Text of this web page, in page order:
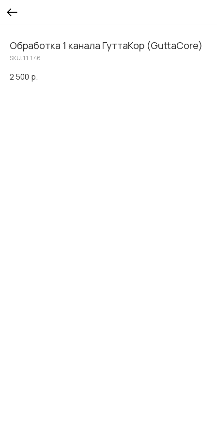
Обработка 1 канала ГуттаКор (GuttaCore)
SKU:1.1-1.46
2 500 р.